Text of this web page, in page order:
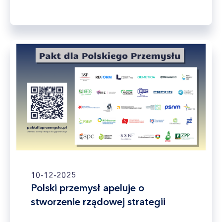
10-12-2025
Polski przemysł apeluje o
stworzenie rządowej strategii